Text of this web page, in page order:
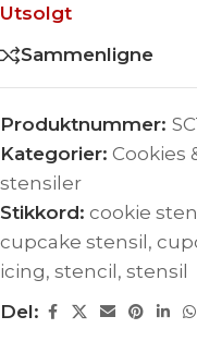
Utsolgt
Sammenligne
Produktnummer:
Kategorier: Cookies
stensiler
Stikkord: cookie
cupcake stensil,
icing, stencil, stensil
Del: